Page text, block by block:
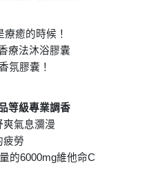
癒的時候！
療法沐浴膠囊
氛膠囊！
等級專業調香
爽氣息瀰漫
疲勞
的6000mg維他命C